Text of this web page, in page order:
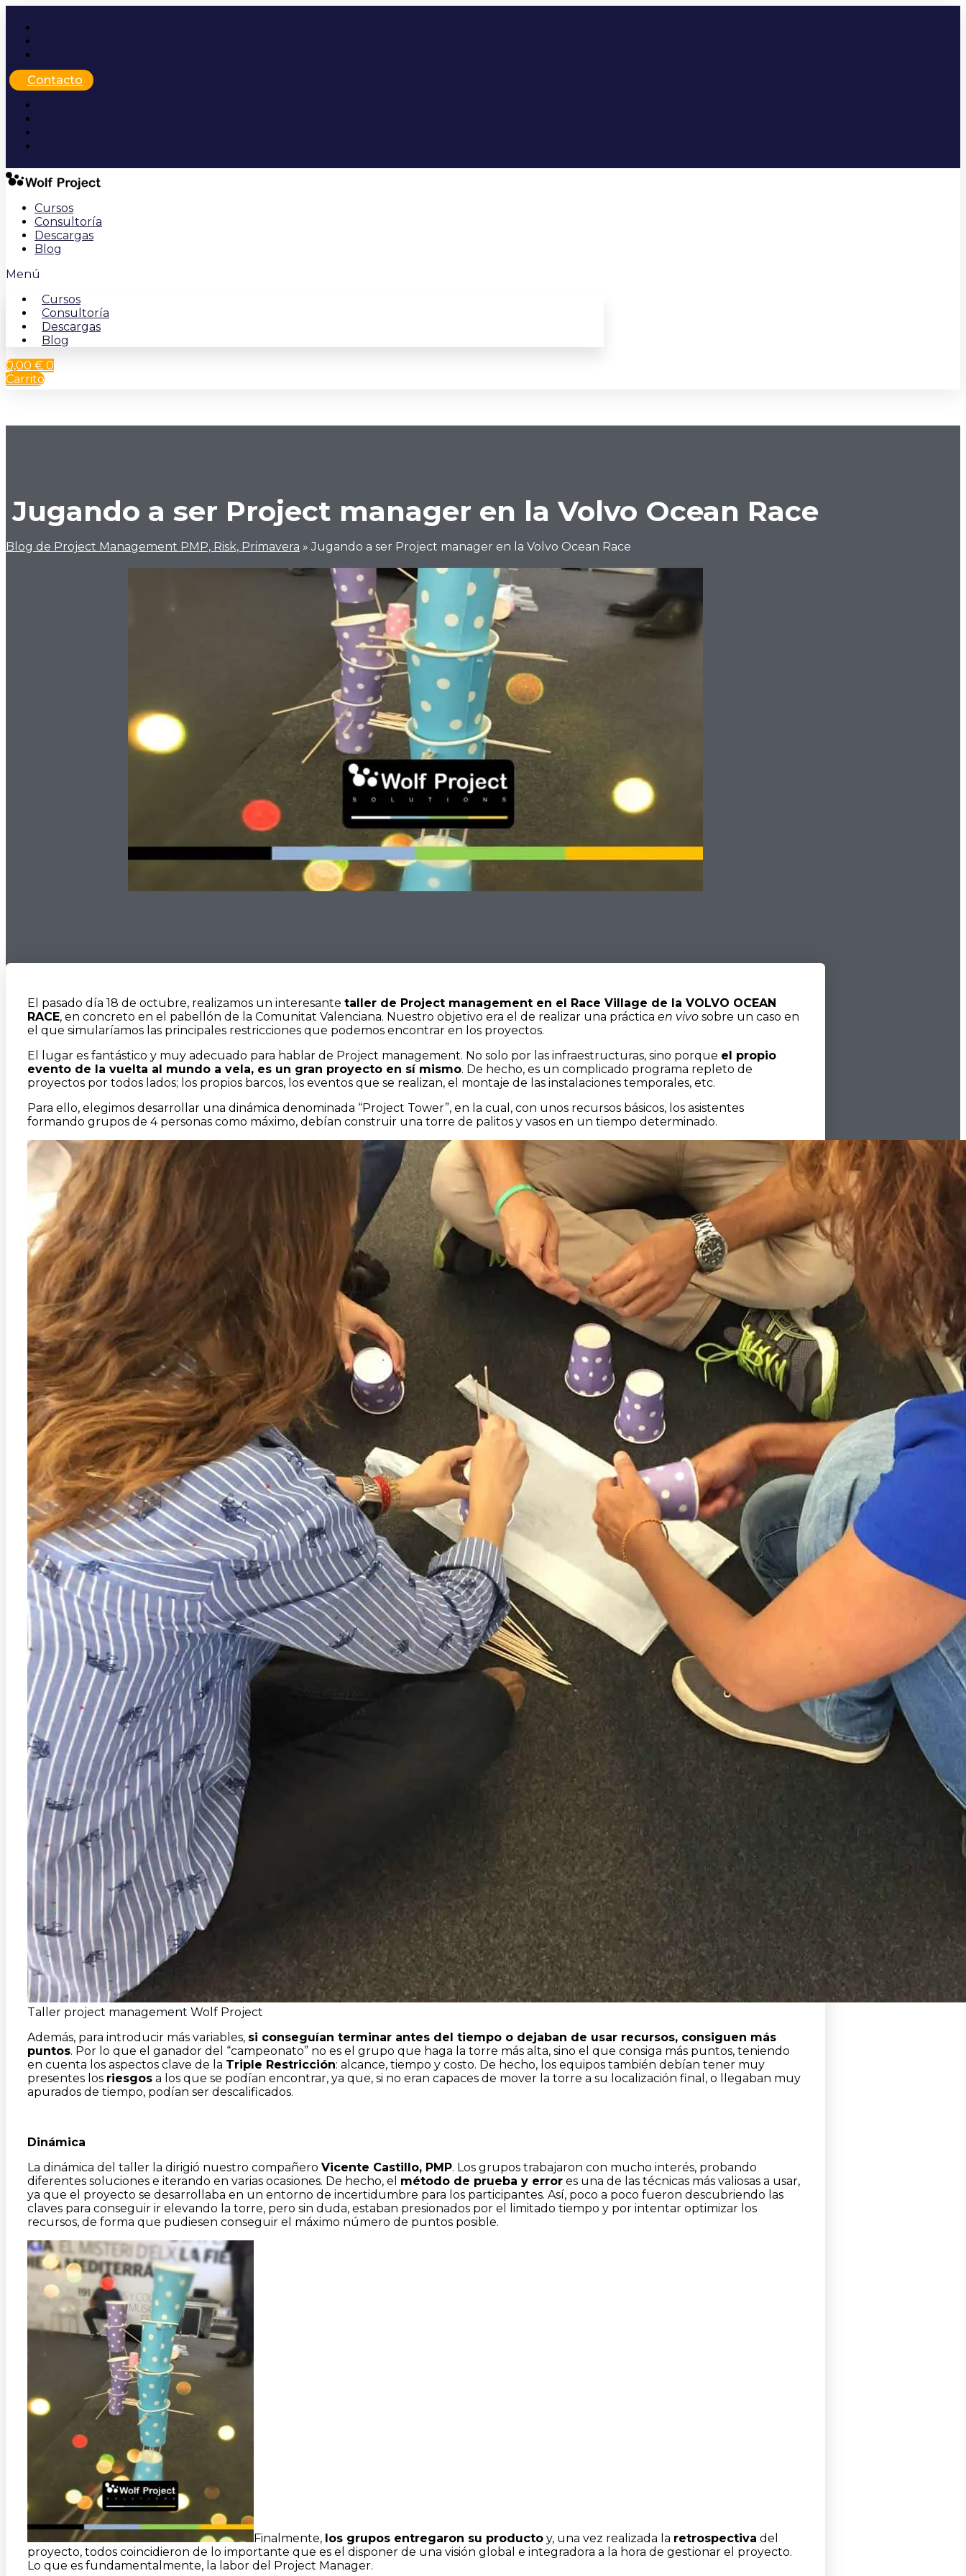
contenido
Contacto
Cursos
Consultoría
Descargas
Blog
Menú
Cursos
Consultoría
Descargas
Blog
0,00 € 0
Carrito
Jugando a ser Project manager en la Volvo Ocean Race
Blog de Project Management PMP, Risk, Primavera »Jugando a ser Project manager en la Volvo Ocean Race
El pasado día 18 de octubre, realizamos un interesante taller de Project management en el Race Village de la VOLVO OCEAN
RACE, en concreto en el pabellón de la Comunitat Valenciana. Nuestro objetivo era el de realizar una práctica en vivo sobre un caso en
el que simularíamos las principales restricciones que podemos encontrar en los proyectos.
El lugar es fantástico y muy adecuado para hablar de Project management. No solo por las infraestructuras, sino porque el propio
evento de la vuelta al mundo a vela, es un gran proyecto en sí mismo. De hecho, es un complicado programa repleto de
proyectos por todos lados; los propios barcos, los eventos que se realizan, el montaje de las instalaciones temporales, etc.
Para ello, elegimos desarrollar una dinámica denominada “Project Tower”, en la cual, con unos recursos básicos, los asistentes
formando grupos de 4 personas como máximo, debían construir una torre de palitos y vasos en un tiempo determinado.
Taller project management Wolf Project
Además, para introducir más variables, si conseguían terminar antes del tiempo o dejaban de usar recursos, consiguen más
puntos. Por lo que el ganador del “campeonato” no es el grupo que haga la torre más alta, sino el que consiga más puntos, teniendo
en cuenta los aspectos clave de la Triple Restricción: alcance, tiempo y costo. De hecho, los equipos también debían tener muy
presentes los riesgos a los que se podían encontrar, ya que, si no eran capaces de mover la torre a su localización final, o llegaban muy
apurados de tiempo, podían ser descalificados.
Dinámica
La dinámica del taller la dirigió nuestro compañero Vicente Castillo, PMP. Los grupos trabajaron con mucho interés, probando
diferentes soluciones e iterando en varias ocasiones. De hecho, el método de prueba y error es una de las técnicas más valiosas a usar,
ya que el proyecto se desarrollaba en un entorno de incertidumbre para los participantes. Así, poco a poco fueron descubriendo las
claves para conseguir ir elevando la torre, pero sin duda, estaban presionados por el limitado tiempo y por intentar optimizar los
recursos, de forma que pudiesen conseguir el máximo número de puntos posible.
Finalmente, los grupos entregaron su producto y, una vez realizada la retrospectiva del
proyecto, todos coincidieron de lo importante que es el disponer de una visión global e integradora a la hora de gestionar el proyecto.
Lo que es fundamentalmente, la labor del Project Manager.